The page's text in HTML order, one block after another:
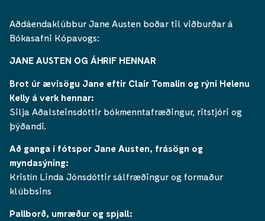
Aðdáendaklúbbur Jane Austen boðar til viðburðar á
Bókasafni Kópavogs:
JANE AUSTEN OG ÁHRIF HENNAR
Brot úr ævisögu Jane eftir Clair Tomalin og rýni Helenu
Kelly á verk hennar:
Silja Aðalsteinsdóttir bókmenntafræðingur, ritstjóri og
þýðandi.
Að ganga í fótspor Jane Austen, frásögn og
myndasýning:
Kristín Linda Jónsdóttir sálfræðingur og formaður
klúbbsins
Pallborð, umræður og spjall: